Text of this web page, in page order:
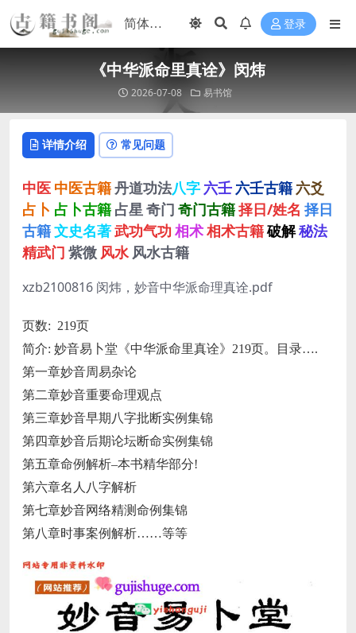
登录
《中华派命里真诠》闵炜
2026-07-08 易书馆
详情介绍 常见问题
中医 中医古籍丹道功法八字 六壬 六壬古籍 六爻
占卜 占卜古籍 占星 奇门 奇门古籍择日/姓名 择日
古籍文史名著武功气功 相术相术古籍破解秘法
精武门 紫微 风水 风水古籍
xzb2100816 闵炜，妙音中华派命理真诠.pdf
页数: 219页
简介: 妙音易卜堂《中华派命里真诠》219页。目录….
第一章妙音周易杂论
第二章妙音重要命理观点
第三章妙音早期八字批断实例集锦
第四章妙音后期论坛断命实例集锦
第五章命例解析–本书精华部分!
第六章名人八字解析
第七章妙音网络精测命例集锦
第八章时事案例解析……等等